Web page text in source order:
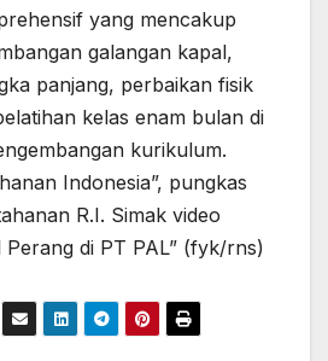
yang mencakup
galangan kapal,
panjang, perbaikan fisik
kelas enam bulan di
kurikulum.
Indonesia”, pungkas
R.I. Simak video
Perang di PT PAL” (fyk/rns)